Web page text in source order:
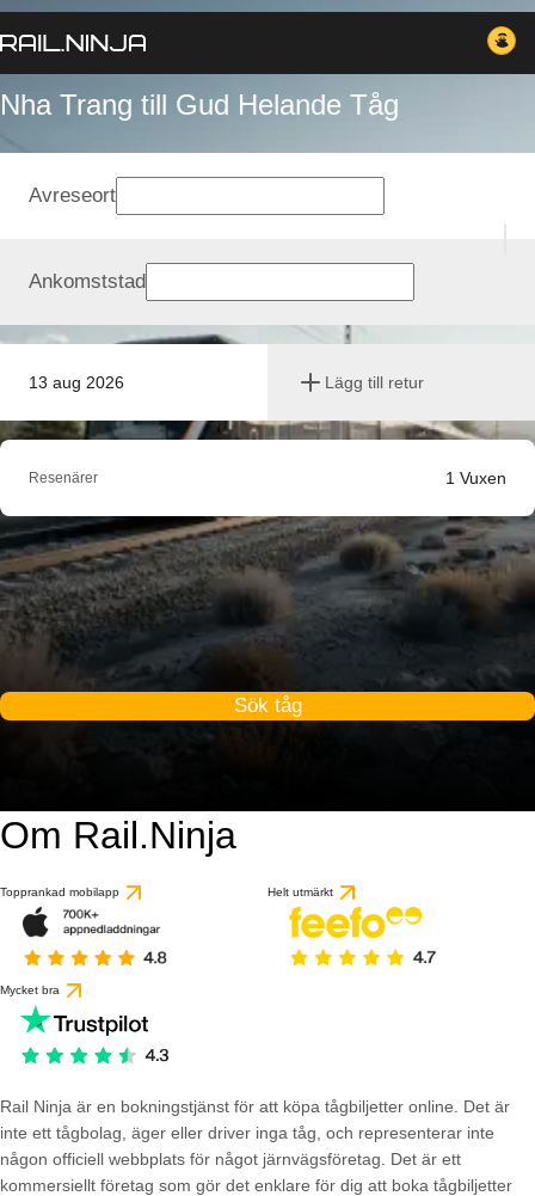
Nha Trang till Gud Helande Tåg
13 aug 2026 Lägg till retur
Avreseort
Ankomststad
Resenärer 1 Vuxen
Sök tåg
Om Rail.Ninja
Topprankad mobilapp Helt utmärkt
Mycket bra
Rail Ninja är en bokningstjänst för att köpa tågbiljetter online. Det är
inte ett tågbolag, äger eller driver inga tåg, och representerar inte
någon officiell webbplats för något järnvägsföretag. Det är ett
kommersiellt företag som gör det enklare för dig att boka tågbiljetter